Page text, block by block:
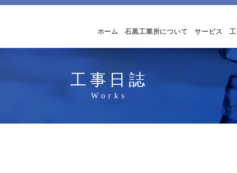
ホーム 石黒工業所について サービス
工事日誌